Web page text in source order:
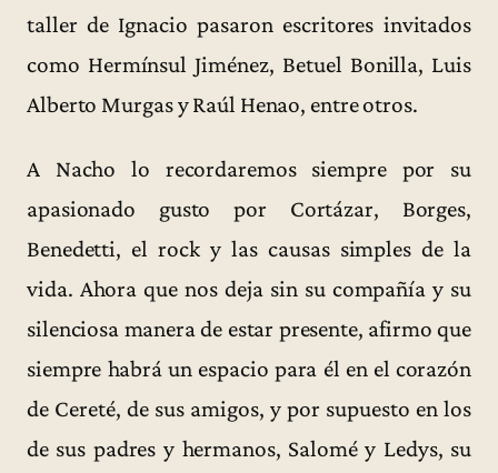
taller de Ignacio pasaron escritores invitados
como Hermínsul Jiménez, Betuel Bonilla, Luis
Alberto Murgas y Raúl Henao, entre otros.
A Nacho lo recordaremos siempre por su
apasionado gusto por Cortázar, Borges,
Benedetti, el rock y las causas simples de la
vida. Ahora que nos deja sin su compañía y su
silenciosa manera de estar presente, afirmo que
siempre habrá un espacio para él en el corazón
de Cereté, de sus amigos, y por supuesto en los
de sus padres y hermanos, Salomé y Ledys, su